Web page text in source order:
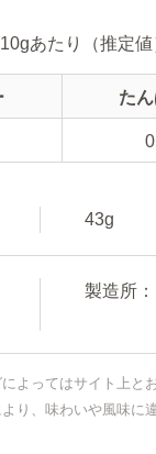
10gあたり（推定値
た
43g
製造所
※エス
よってはサイト上と
り、味わいや風味に